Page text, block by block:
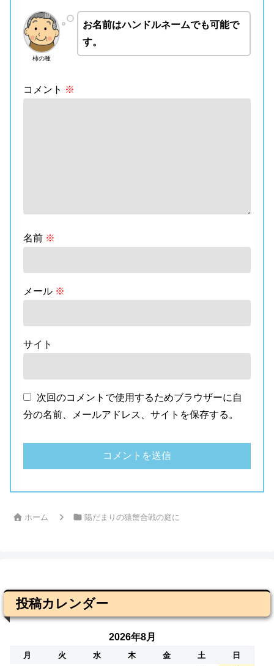
柿の種
お名前はハンドルネームでも可能で
す。
コメント ※
名前 ※
メール ※
サイト
次回のコメントで使用するためブラウザーに自
分の名前、メールアドレス、サイトを保存する。
ホーム 陽だまりの猿蟹合戦の庭に
投稿カレンダー
2026年8月
月 火 水 木 金 土
日